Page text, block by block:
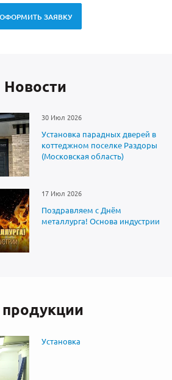
ОФОРМИТЬ ЗАЯВКУ
Новоcти
30 Июл 2026
Установка парадных дверей в
коттеджном поселке Раздоры
(Московская область)
17 Июл 2026
Поздравляем с Днём
металлурга! Основа индустрии
Установка